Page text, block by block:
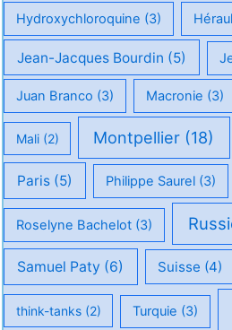
Hydroxychloroquine (3)
Jean-Jacques Bourdin (5)
Juan Branco (3) Macronie (3)
Mali(2) Montpellier (18)
Paris(5) Philippe Saurel (3)
Roselyne Bachelot (3)
Samuel Paty (6) Suisse (4)
think-tanks(2) Turquie (3)